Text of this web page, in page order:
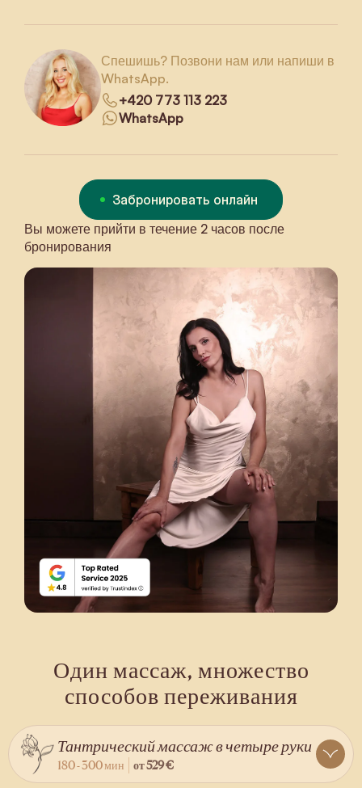
Спешишь? Позвони нам или напиши в
WhatsApp.
+420 773 113 223
WhatsApp
Забронировать онлайн
Вы можете прийти в течение 2 часов после
бронирования
Один массаж, множество
способов переживания
Тантрический массаж в четыре руки
180 - 300 мин от529 €